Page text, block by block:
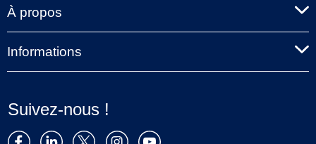
À propos
Informations
Suivez-nous !